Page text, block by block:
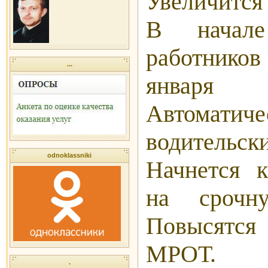
...
odnoklassniki
.
В
Начнется
на
МРОТ.